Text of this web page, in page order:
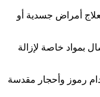
أمراض جسدية أو
بمواد خاصة لإزالة
رموز وأحجار مقدسة